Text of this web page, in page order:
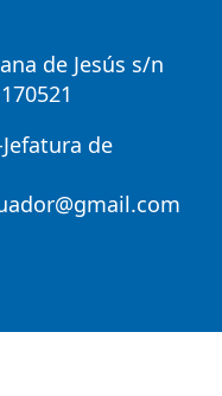
de Jesús s/n
de